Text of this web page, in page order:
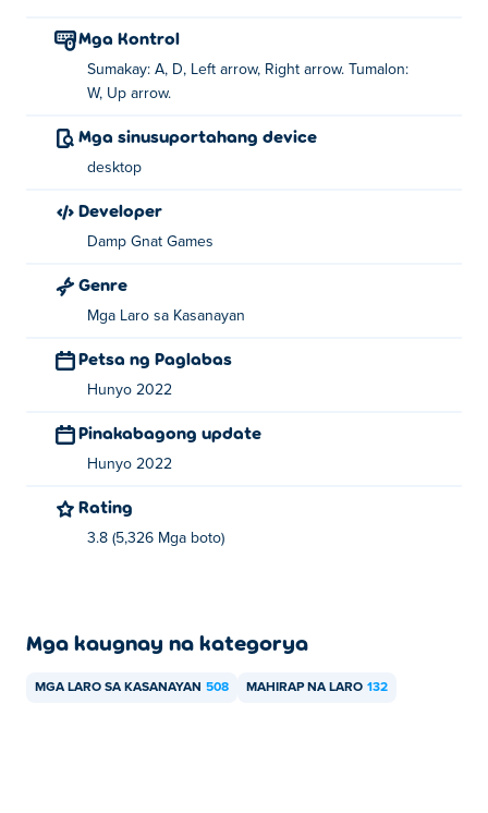
Mga Kontrol
Sumakay: A, D, Left arrow, Right arrow. Tumalon:
W, Up arrow.
Mga sinusuportahang device
desktop
Developer
Damp Gnat Games
Genre
Mga Laro sa Kasanayan
Petsa ng Paglabas
Hunyo 2022
Pinakabagong update
Hunyo 2022
Rating
3.8 (5,326 Mga boto)
Mga kaugnay na kategorya
MGA LARO SA KASANAYAN 508 MAHIRAP NA LARO 132